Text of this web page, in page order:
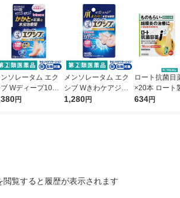
ンソレータム エク
Wディープ10ク
ム ロート製薬★
円
メンソレータム エク
シブ Wきわケアジェ
ル 15g ロート製薬 ★
1,280円
ロート抗菌目
×20本 ロート
薬 ものもらい
634円
閲覧すると履歴が表示されます